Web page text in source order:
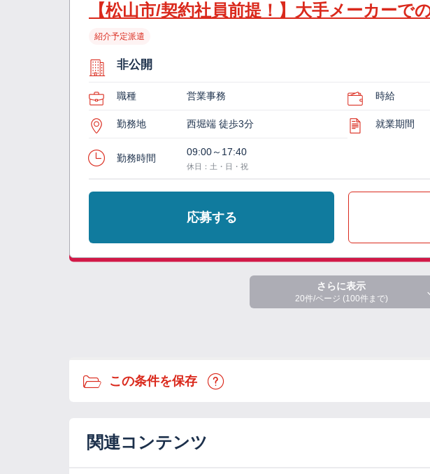
【松山市/契約社員前提！】大手メーカーで
紹介予定派遣
非公開
職種 営業事務 時給
勤務地 西堀端 徒歩3分 就業期間
勤務時間
09:00～17:40
休日：土・日・祝
応募する
さらに表示
20件/ページ (100件まで)
この条件を保存
関連コンテンツ